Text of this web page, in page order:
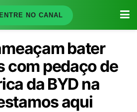
ENTRE NO CANAL
bater
com pedaço de
da BYD na
aqui